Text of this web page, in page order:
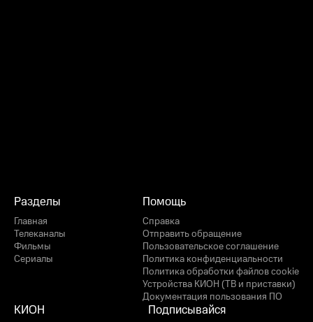
Разделы
Главная
Телеканалы
Фильмы
Сериалы
Помощь
Справка
Отправить обращение
Пользовательское соглашение
Политика конфиденциальности
Политика обработки файлов cookie
Устройства КИОН (ТВ и приставки)
Документация пользования ПО
КИОН Подписывайся